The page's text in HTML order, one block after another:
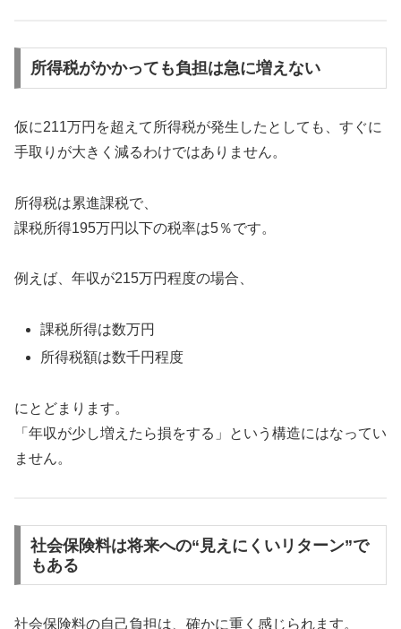
所得税がかかっても負担は急に増えない
仮に211万円を超えて所得税が発生したとしても、すぐに
手取りが大きく減るわけではありません。
所得税は累進課税で、
課税所得195万円以下の税率は5％です。
例えば、年収が215万円程度の場合、
課税所得は数万円
所得税額は数千円程度
にとどまります。
「年収が少し増えたら損をする」という構造にはなってい
ません。
社会保険料は将来への“見えにくいリターン”で
もある
社会保険料の自己負担は、確かに重く感じられます。